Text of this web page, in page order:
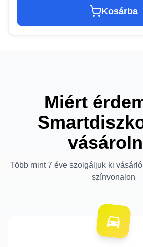
Kosárba
Miért
Több mint 7 éve szolgáljuk ki
színvonalon